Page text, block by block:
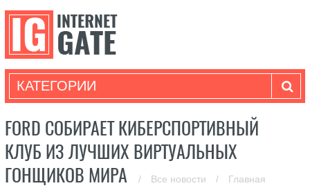
КАТЕГОРИИ
FORD СОБИРАЕТ КИБЕРСПОРТИВНЫЙ
КЛУБ ИЗ ЛУЧШИХ ВИРТУАЛЬНЫХ
ГОНЩИКОВ МИРА
/ Все новости / Главная